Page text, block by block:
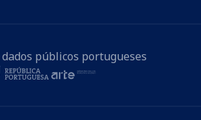
públicos portugueses